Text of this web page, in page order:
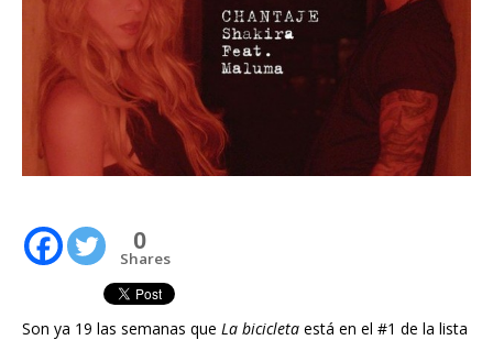
0
Shares
Son ya 19 las semanas que La bicicleta está en el #1 de la lista